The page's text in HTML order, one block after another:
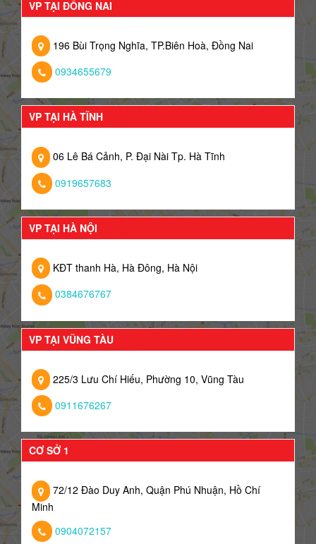
VP TẠI ĐỒNG NAI
196 Bùi Trọng Nghĩa, TP.Biên Hoà, Đồng Nai
0934655679
VP TẠI HÀ TĨNH
06 Lê Bá Cảnh, P. Đại Nài Tp. Hà Tĩnh
0919657683
VP TẠI HÀ NỘI
KĐT thanh Hà, Hà Đông, Hà Nội
0384676767
VP TẠI VŨNG TÀU
225/3 Lưu Chí Hiếu, Phường 10, Vũng Tàu
0911676267
CƠ SỞ 1
72/12 Đào Duy Anh, Quận Phú Nhuận, Hồ Chí
Minh
0904072157